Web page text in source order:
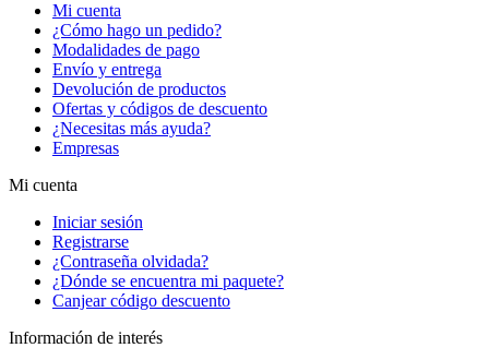
Mi cuenta
¿Cómo hago un pedido?
Modalidades de pago
Envío y entrega
Devolución de productos
Ofertas y códigos de descuento
¿Necesitas más ayuda?
Empresas
Mi cuenta
Iniciar sesión
Registrarse
¿Contraseña olvidada?
¿Dónde se encuentra mi paquete?
Canjear código descuento
Información de interés